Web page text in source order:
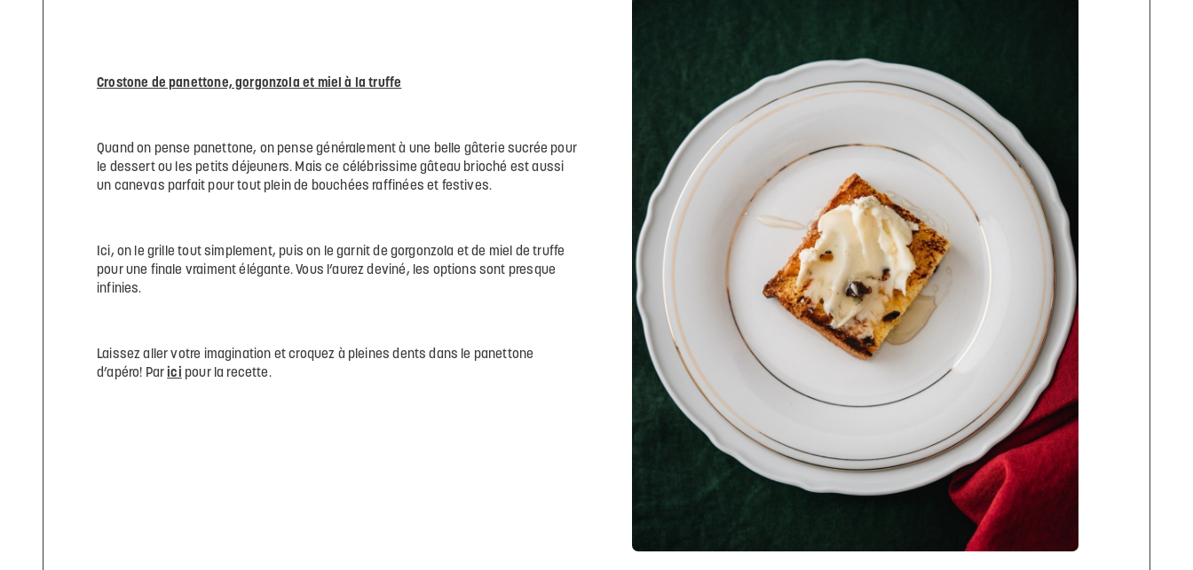
Crostone de panettone, gorgonzola et miel à la truffe
Quand on pense panettone, on pense généralement à une belle gâterie sucrée pour
le dessert ou les petits déjeuners. Mais ce célébrissime gâteau brioché est aussi
un canevas parfait pour tout plein de bouchées raffinées et festives.
Ici, on le grille tout simplement, puis on le garnit de gorgonzola et de miel de truffe
pour une finale vraiment élégante. Vous l’aurez deviné, les options sont presque
infinies.
Laissez aller votre imagination et croquez à pleines dents dans le panettone
d’apéro! Parici pour la recette.